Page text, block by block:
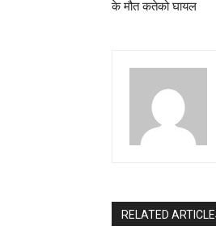
के मौत कतेको घायल
RELATED